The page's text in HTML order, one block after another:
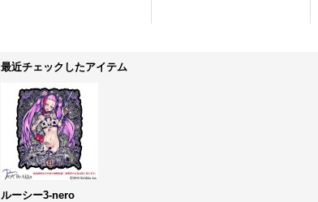
最近チェックしたアイテム
ルーシー3-nero